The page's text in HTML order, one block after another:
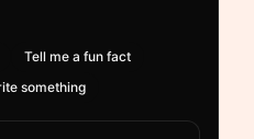
Tell me a fun fact
something